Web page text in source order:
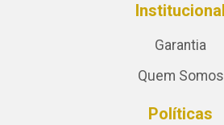
Institucional
Garantia
Quem Somos
Políticas